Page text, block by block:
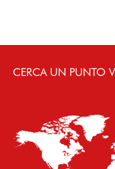
CERCA UN PUNTO